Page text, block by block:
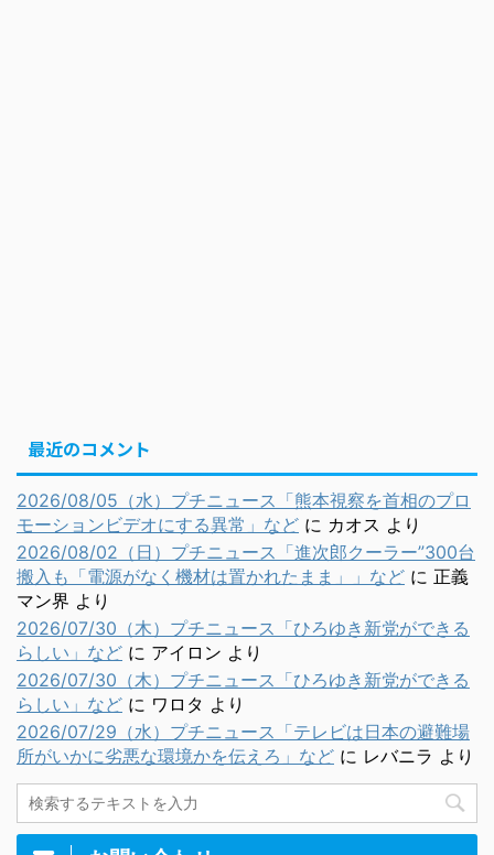
最近のコメント
2026/08/05（水）プチニュース「熊本視察を首相のプロ
モーションビデオにする異常」など に カオス より
2026/08/02（日）プチニュース「進次郎クーラー”300台
搬入も「電源がなく機材は置かれたまま」」など に 正義
マン界 より
2026/07/30（木）プチニュース「ひろゆき新党ができる
らしい」など に アイロン より
2026/07/30（木）プチニュース「ひろゆき新党ができる
らしい」など に ワロタ より
2026/07/29（水）プチニュース「テレビは日本の避難場
所がいかに劣悪な環境かを伝えろ」など に レバニラ より